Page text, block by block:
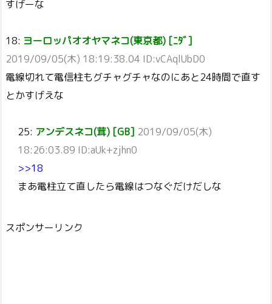
すげーな
18: ヨーロッパオオヤマネコ(東京都) [ﾆﾀﾞ]
2019/09/05(木) 18:19:38.04 ID:vCAqlUbD0
電線切れて電信柱もグチャグチャなのにあと24時間で直す
とかすげえな
25: アンデスネコ(茸) [GB] 2019/09/05(木)
18:26:03.89 ID:aUk+zjhn0
>>18
まあ電柱立て直したら電線はつなぐだけだしな
スポンサーリンク